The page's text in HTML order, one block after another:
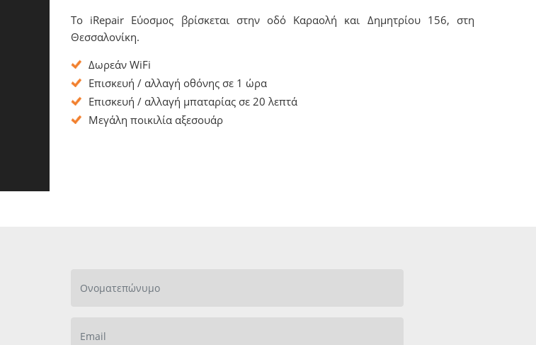
Το iRepair Εύοσμος βρίσκεται στην οδό Καραολή και Δημητρίου 156, στη
Θεσσαλονίκη.
Δωρεάν WiFi
Επισκευή / αλλαγή οθόνης σε 1 ώρα
Επισκευή / αλλαγή μπαταρίας σε 20 λεπτά
Μεγάλη ποικιλία αξεσουάρ